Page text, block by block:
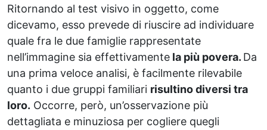
Ritornando al test visivo in oggetto, come
dicevamo, esso prevede di riuscire ad individuare
quale fra le due famiglie rappresentate
nell’immagine sia effettivamente la più povera. Da
una prima veloce analisi, è facilmente rilevabile
quanto i due gruppi familiari risultino diversi tra
loro. Occorre, però, un’osservazione più
dettagliata e minuziosa per cogliere quegli